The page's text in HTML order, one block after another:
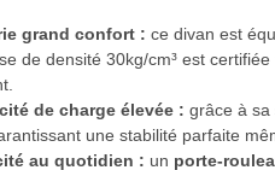
grand confort : ce divan est
de densité 30kg/cm³ est certifiée
de charge élevée : grâce à sa
une stabilité parfaite
au quotidien : un porte-